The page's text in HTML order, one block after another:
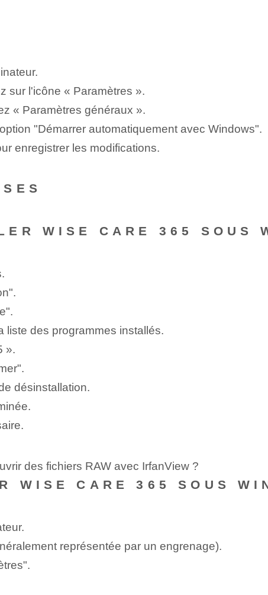
sur l'icône « Paramètres ».
« Paramètres généraux ».
"Démarrer automatiquement avec Windows".
enregistrer les modifications.
WISE CARE 365 SOUS
liste des programmes installés.
».
désinstallation.
des fichiers RAW avec IrfanView ?
WISE CARE 365 SOUS
représentée par un engrenage).